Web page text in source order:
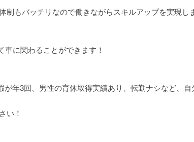
もバッチリなので働きながらスキルアップを実現し
車に関わることができます！
年3回、男性の育休取得実績あり、転勤ナシなど、
い！